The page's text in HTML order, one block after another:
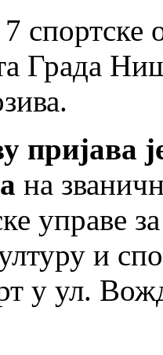
спортске
Града
пријава
на
управе
и
у ул.